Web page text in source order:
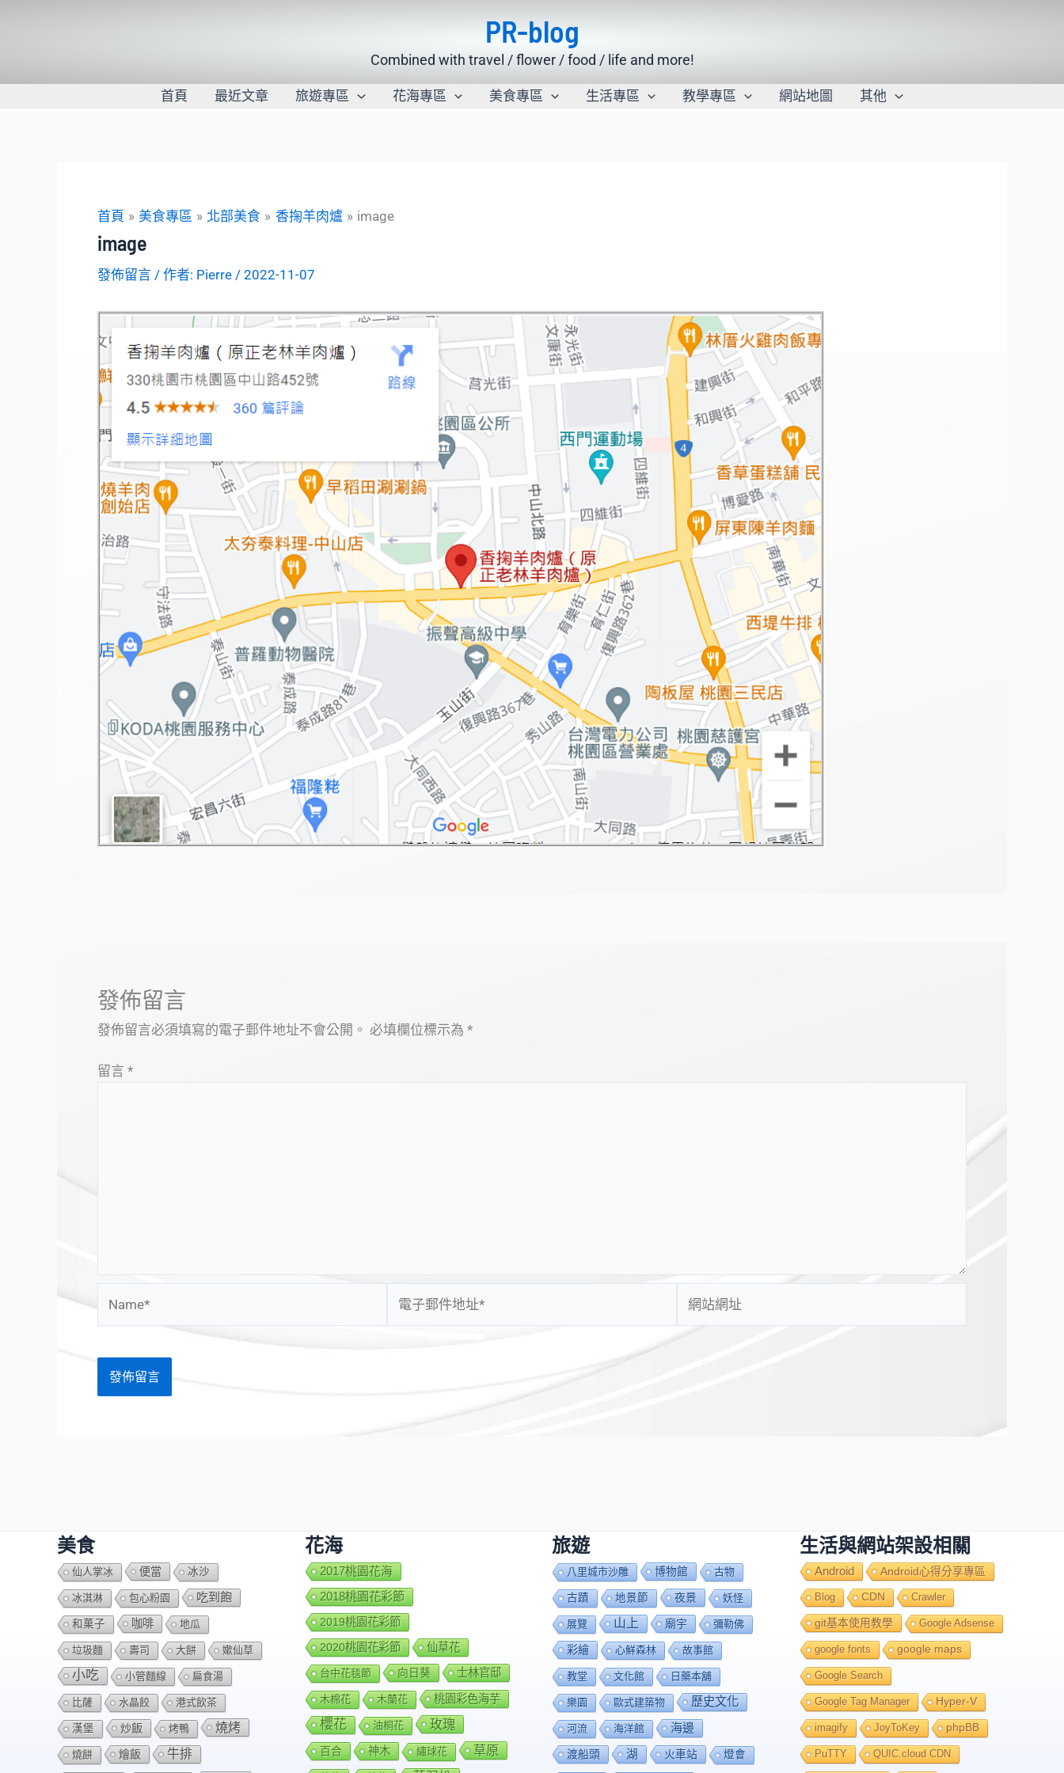
PR-blog
Combined with travel / flower / food / life and more!
首頁 最近文章 旅遊專區 花海專區 美食專區 生活專區 教學專區 網站地圖 其他
首頁 美食專區 北部美食 香掬羊肉爐 image
image
發佈留言 / 作者: Pierre / 2022-11-07
發佈留言
發佈留言必須填寫的電子郵件地址不會公開。 必填欄位標示為 *
留言 *
站
網
美食
仙人掌冰 便當 冰沙
冰淇淋 包心粉園 吃到飽
和菓子 咖啡 地瓜
垃圾麵 壽司 大餅 嫰仙草
小吃 小管麵線 扁食湯
比薩 水晶餃 港式飲茶
漢堡 炒飯 烤鴨 燒烤
燒餅 燴飯 牛排
花海
2017桃園花海
2018桃園花彩節
2019桃園花彩節
2020桃園花彩節
仙草花
台中花毯節 向日葵 士林官邸
木棉花 木蘭花 桃園彩色海芋
櫻花 油桐花 玫瑰
百合 神木 繡球花 草原
旅遊
八里城市沙雕 博物館 古物
古蹟 地景節 夜景 妖怪
展覽 山上 廟宇 彌勒佛
彩繪 心鮮森林 故事館
教堂 文化館 日藥本舖
樂園 歐式建築物 歷史文化
河流 海洋館 海邊
渡船頭 湖 火車站 燈會
生活與網站架設相關
Android Android心得分享專區
Blog CDN Crawler
git基本使用教學 Google Adsense
google fonts google maps
Google Search
Google Tag Manager Hyper-V
imagify JoyToKey phpBB
PuTTY QUIC.cloud CDN